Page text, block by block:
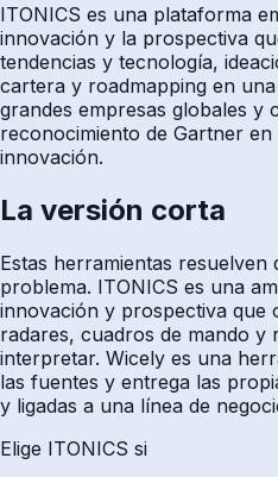
ITONICS es una plataforma
innovación y la prospectiva
tendencias y tecnología,
cartera y roadmapping en
grandes empresas globales y
reconocimiento de Gartner
innovación.
La versión corta
Estas herramientas resuelven
problema. ITONICS es una
innovación y prospectiva que
radares, cuadros de mando y
interpretar. Wicely es una
las fuentes y entrega las
y ligadas a una línea de
Elige ITONICS si